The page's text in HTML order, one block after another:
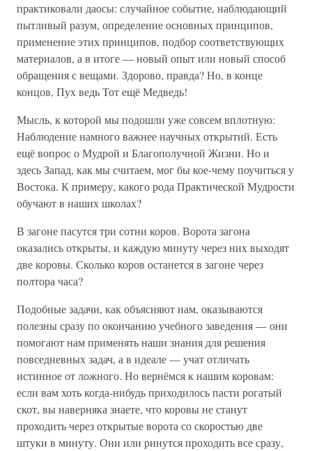
практиковали даосы: случайное событие, наблюдающий
пытливый разум, определение основных принципов,
применение этих принципов, подбор соответствующих
материалов, а в итоге — новый опыт или новый способ
обращения с вещами. Здорово, правда? Но, в конце
концов, Пух ведь Тот ещё Медведь!
Мысль, к которой мы подошли уже совсем вплотную:
Наблюдение намного важнее научных открытий. Есть
ещё вопрос о Мудрой и Благополучной Жизни. Но и
здесь Запад, как мы считаем, мог бы кое-чему поучиться у
Востока. К примеру, какого рода Практической Мудрости
обучают в наших школах?
В загоне пасутся три сотни коров. Ворота загона
оказались открыты, и каждую минуту через них выходят
две коровы. Сколько коров останется в загоне через
полтора часа?
Подобные задачи, как объясняют нам, оказываются
полезны сразу по окончанию учебного заведения — они
помогают нам применять наши знания для решения
повседневных задач, а в идеале — учат отличать
истинное от ложного. Но вернёмся к нашим коровам:
если вам хоть когда-нибудь приходилось пасти рогатый
скот, вы наверняка знаете, что коровы не станут
проходить через открытые ворота со скоростью две
штуки в минуту. Они или ринутся проходить все сразу,